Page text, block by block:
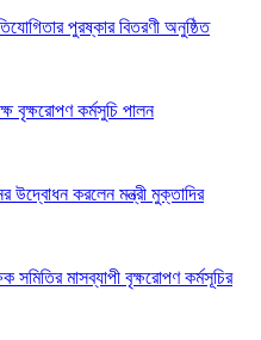
পুরষ্কার বিতরণী অনুষ্ঠিত
বৃক্ষরোপণ কর্মসুচি পালন
উদ্বোধন করলেন মন্ত্রী মুক্তাদির
সমিতির মাসব্যাপী বৃক্ষরোপণ কর্মসূচির